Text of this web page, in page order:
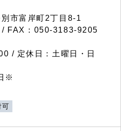
市富岸町2丁目 8-1
FAX：050-3183-9205
/ 定休日：土曜日・日
※
可